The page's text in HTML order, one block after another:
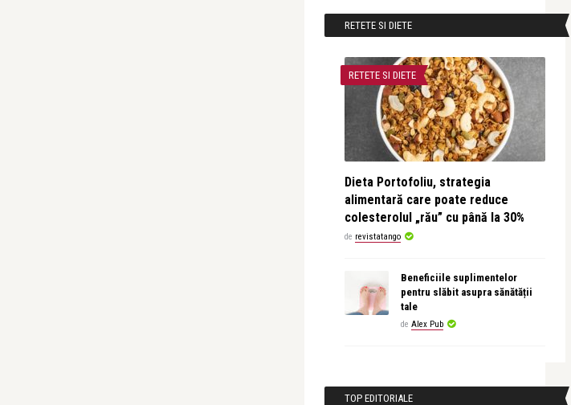
RETETE SI DIETE
RETETE SI DIETE
Dieta Portofoliu, strategia
alimentară care poate reduce
colesterolul „rău” cu până la 30%
de revistatango
Beneficiile suplimentelor
pentru slăbit asupra sănătății
tale
de Alex Pub
TOP EDITORIALE